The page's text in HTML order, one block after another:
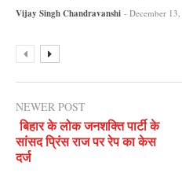
Vijay Singh Chandravanshi - December 13,
NEWER POST
बिहार के लोक जनशक्ति पार्टी के
सांसद प्रिंस राज पर रेप का केस
दर्ज